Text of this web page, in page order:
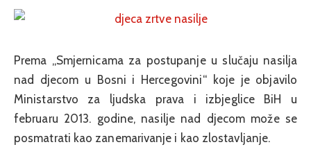
Prema „Smjernicama za postupanje u slučaju nasilja
nad djecom u Bosni i Hercegovini“ koje je objavilo
Ministarstvo za ljudska prava i izbjeglice BiH u
februaru 2013. godine, nasilje nad djecom može se
posmatrati kao zanemarivanje i kao zlostavljanje.